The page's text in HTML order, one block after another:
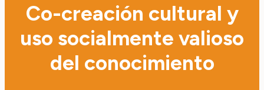
Co-creación cultural y
uso socialmente valioso
del conocimiento